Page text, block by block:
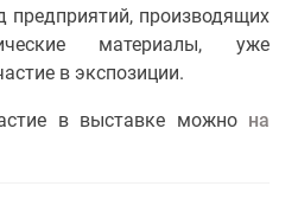
предприятий, производящих
материалы, уже
в экспозиции.
в выставке можно на